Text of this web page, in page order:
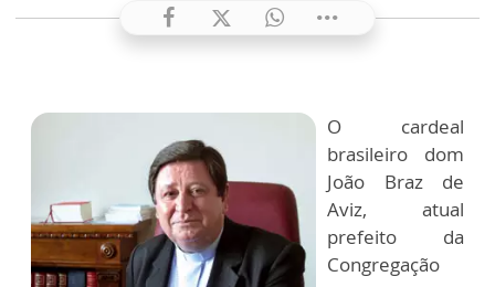
O cardeal
brasileiro dom
João Braz de
Aviz, atual
prefeito da
Congregação